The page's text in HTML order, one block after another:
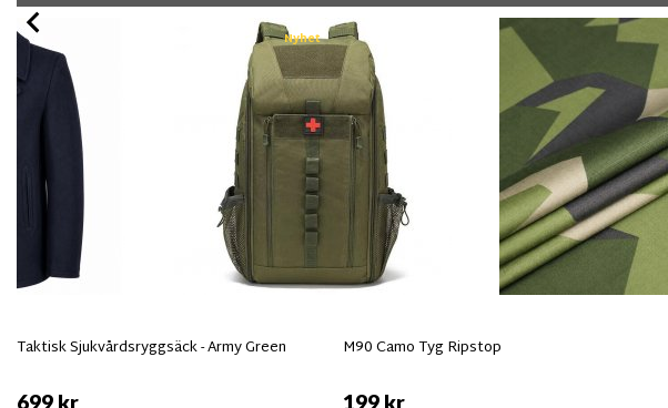
Nyhet
Taktisk Sjukvårdsryggsäck - Army Green
699 kr
M90 Camo Tyg Ripstop
199 kr